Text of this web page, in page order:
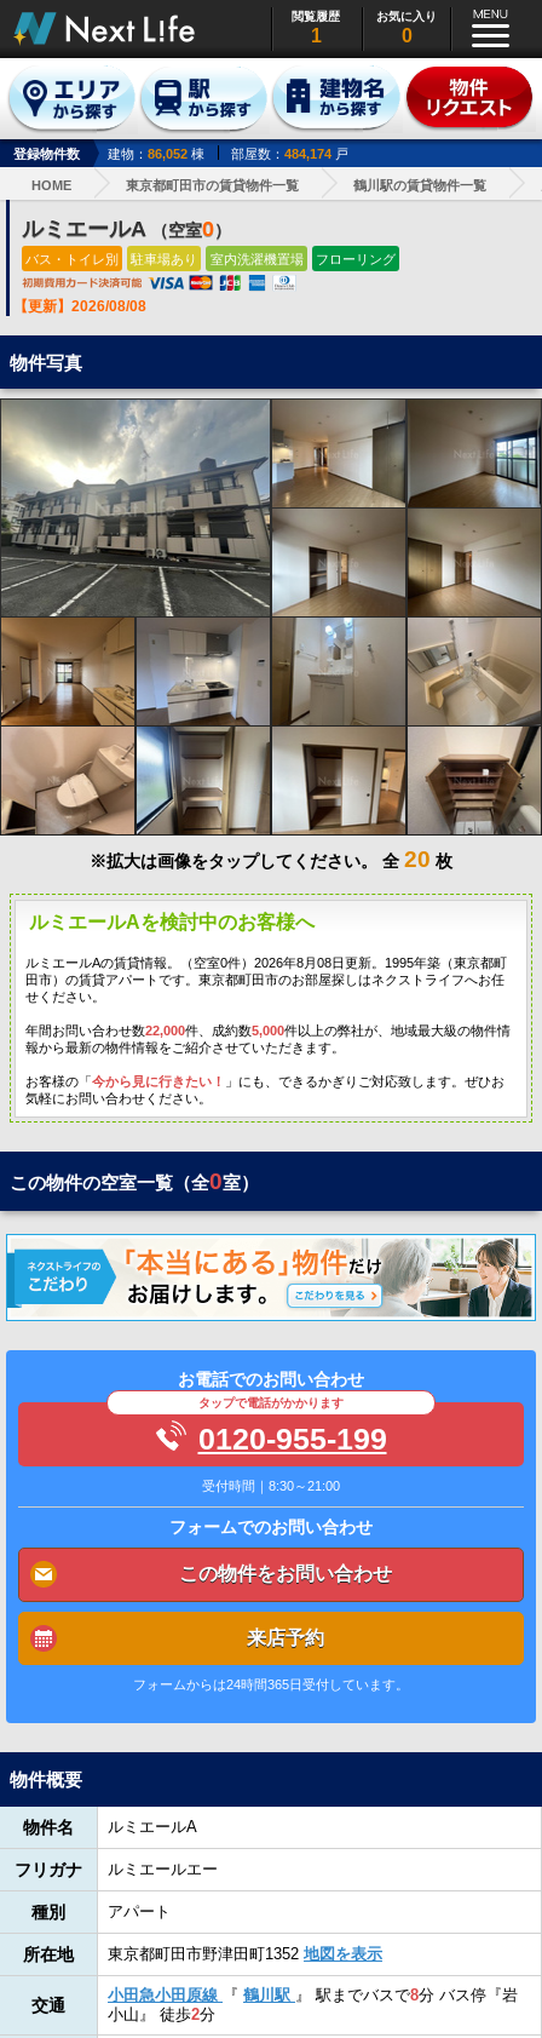
閲覧履歴
1
お気に入り
0
登録物件数 建物： 86,052 棟 部屋数： 484,174 戸
HOME 東京都町田市の賃貸物件一覧 鶴川駅の賃貸物件一覧
ルミエールA （空室0）
バス・トイレ別 駐車場あり 室内洗濯機置場 フローリング
【更新】2026/08/08
物件写真
※拡大は画像をタップしてください。 全 20 枚
ルミエールAを検討中のお客様へ
ルミエールAの賃貸情報。（空室0件）2026年8月08日更新。1995年築（東京都町
田市）の賃貸アパートです。東京都町田市のお部屋探しはネクストライフへお任
せください。
年間お問い合わせ数22,000件、成約数5,000件以上の弊社が、地域最大級の物件情
報から最新の物件情報をご紹介させていただきます。
お客様の「今から見に行きたい！
」にも、できるかぎりご対応致します。ぜひお
気軽にお問い合わせください。
この物件の空室一覧（全0室）
お電話でのお問い合わせ
タップで電話がかかります
0120-955-199
受付時間｜8:30～21:00
フォームでのお問い合わせ
この物件をお問い合わせ
来店予約
フォームからは24時間365日受付しています。
物件概要
物件名 ルミエールA
フリガナ ルミエールエー
種別 アパート
所在地 東京都町田市野津田町1352 地図を表示
交通
小田急小田原線 『 鶴川駅 』 駅までバスで8分 バス停『岩
小山』 徒歩2分